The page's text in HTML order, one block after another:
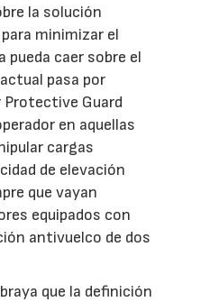
la solución
minimizar el
pueda caer sobre el
pasa por
Guard
en aquellas
cargas
de elevación
que vayan
equipados con
antivuelco de dos
que la definición